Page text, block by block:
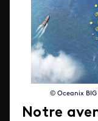
© Oceanix BIG
Notre